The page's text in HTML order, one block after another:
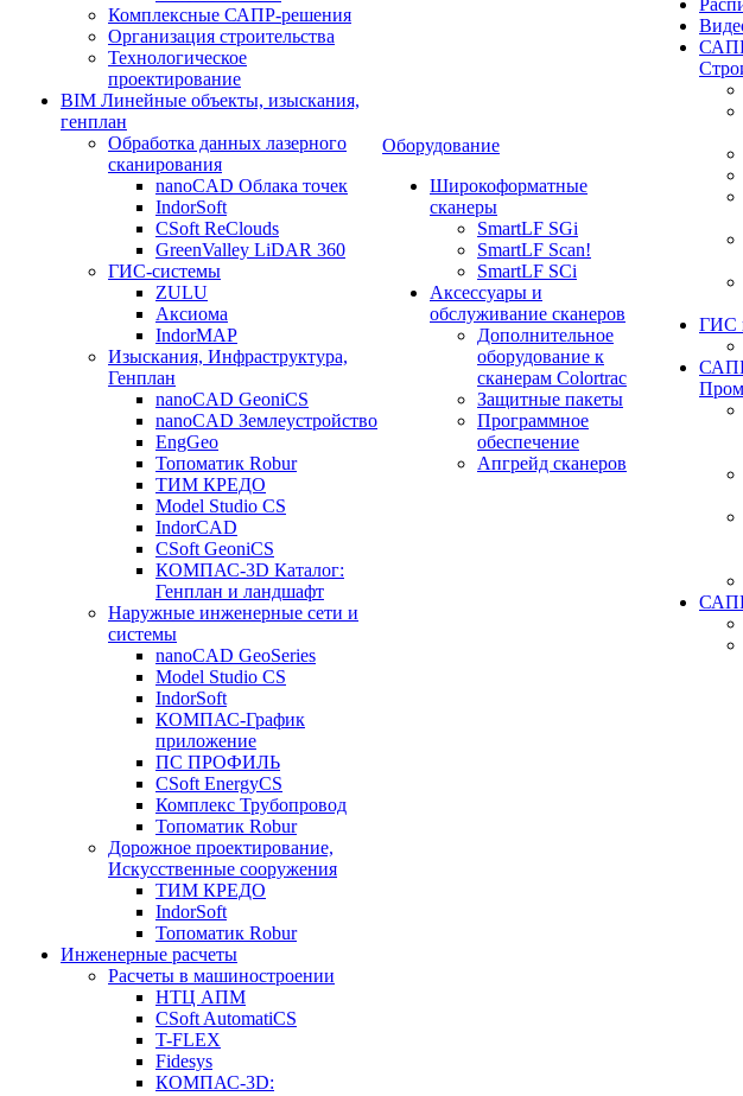
Комплексные САПР-решения
Организация строительства
Технологическое
проектирование
BIM Линейные объекты, изыскания,
генплан
Обработка данных лазерного
сканирования
nanoCAD Облака точек
IndorSoft
CSoft ReClouds
GreenValley LiDAR 360
ГИС-системы
ZULU
Аксиома
IndorMAP
Изыскания, Инфраструктура,
Генплан
nanoCAD GeoniCS
nanoCAD Землеустройство
EngGeo
Топоматик Robur
ТИМ КРЕДО
Model Studio CS
IndorCAD
CSoft GeoniCS
КОМПАС-3D Каталог:
Генплан и ландшафт
Наружные инженерные сети и
системы
nanoCAD GeoSeries
Model Studio CS
IndorSoft
КОМПАС-График
приложение
ПС ПРОФИЛЬ
CSoft EnergyCS
Комплекс Трубопровод
Топоматик Robur
Дорожное проектирование,
Искусственные сооружения
ТИМ КРЕДО
IndorSoft
Топоматик Robur
Инженерные расчеты
Расчеты в машиностроении
НТЦ АПМ
CSoft AutomatiCS
T-FLEX
Fidesys
КОМПАС-3D:
Оборудование
Широкоформатные
сканеры
SmartLF SGi
SmartLF Scan!
SmartLF SCi
Аксессуары и
обслуживание сканеров
Дополнительное
оборудование к
сканерам Colortrac
Защитные пакеты
Программное
обеспечение
Апгрейд сканеров
ГИС